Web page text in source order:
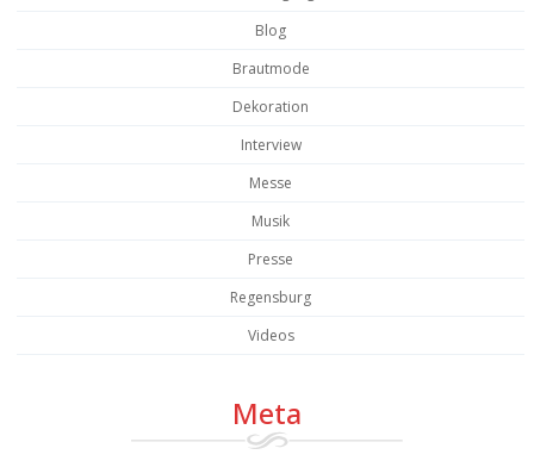
Blog
Brautmode
Dekoration
Interview
Messe
Musik
Presse
Regensburg
Videos
Meta